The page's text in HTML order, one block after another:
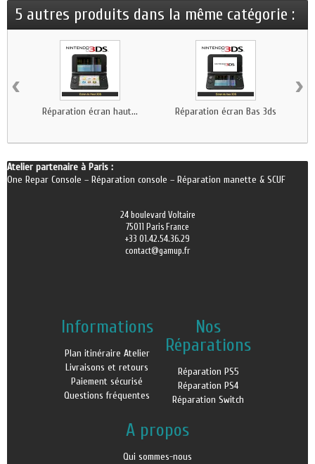
5 autres produits dans la même catégorie :
Réparation écran haut... Réparation écran Bas 3ds
‹ ›
Atelier partenaire à Paris :
One Repar Console – Réparation console – Réparation manette & SCUF
24 boulevard Voltaire
75011 Paris France
+33 01.42.54.36.29
contact@gamup.fr
Informations
Plan itinéraire Atelier
Livraisons et retours
Paiement sécurisé
Questions fréquentes
Nos
Réparations
Réparation PS5
Réparation PS4
Réparation Switch
A propos
Qui sommes-nous